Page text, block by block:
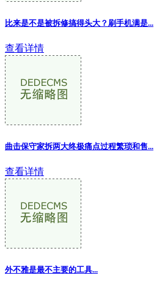
比来是不是被拆修搞得头大？刷手机满是...
查看详情
曲击保守家拆两大终极痛点过程繁琐和售...
查看详情
外不雅是最不主要的工具...